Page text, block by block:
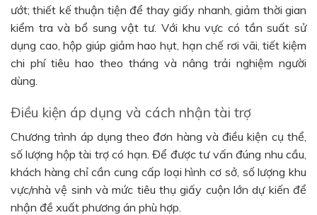
ướt; thiết kế thuận tiện để thay giấy nhanh, giảm thời gian
kiểm tra và bổ sung vật tư. Với khu vực có tần suất sử
dụng cao, hộp giúp giảm hao hụt, hạn chế rơi vãi, tiết kiệm
chi phí tiêu hao theo tháng và nâng trải nghiệm người
dùng.
Điều kiện áp dụng và cách nhận tài trợ
Chương trình áp dụng theo đơn hàng và điều kiện cụ thể,
số lượng hộp tài trợ có hạn. Để được tư vấn đúng nhu cầu,
khách hàng chỉ cần cung cấp loại hình cơ sở, số lượng khu
vực/nhà vệ sinh và mức tiêu thụ giấy cuộn lớn dự kiến để
nhận đề xuất phương án phù hợp.